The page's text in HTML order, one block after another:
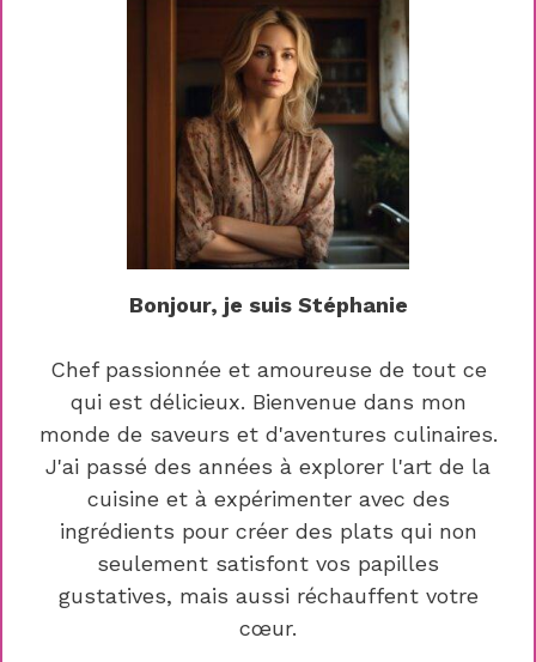
Bonjour, je suis Stéphanie
Chef passionnée et amoureuse de tout ce
qui est délicieux. Bienvenue dans mon
monde de saveurs et d'aventures culinaires.
J'ai passé des années à explorer l'art de la
cuisine et à expérimenter avec des
ingrédients pour créer des plats qui non
seulement satisfont vos papilles
gustatives, mais aussi réchauffent votre
cœur.